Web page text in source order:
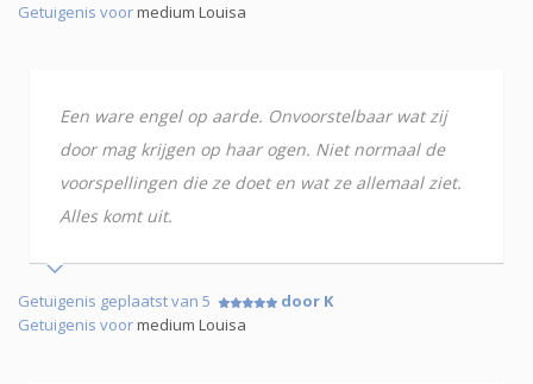
Getuigenis voormedium Louisa
Een ware engel op aarde. Onvoorstelbaar wat zij
door mag krijgen op haar ogen. Niet normaal de
voorspellingen die ze doet en wat ze allemaal ziet.
Alles komt uit.
Getuigenis geplaatst van 5
door K
Getuigenis voormedium Louisa